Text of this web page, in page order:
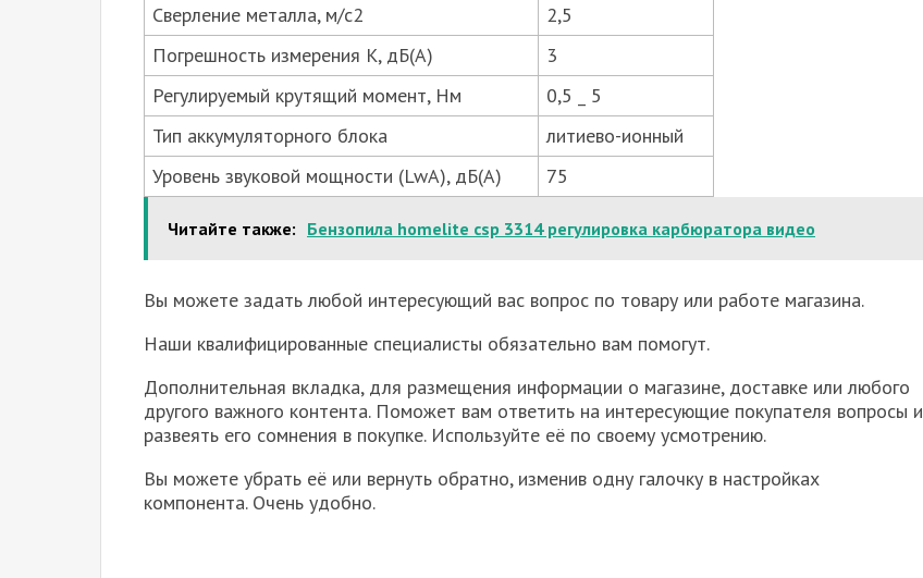
Сверление металла, м/с2
2,5
Погрешность измерения K, дБ(А)
3
Регулируемый крутящий момент, Нм
0,5 _ 5
Тип аккумуляторного блока
литиево-ионный
Уровень звуковой мощности (LwA), дБ(А)
75
Читайте также: Бензопила homelite csp 3314 регулировка карбюратора видео
Вы можете задать любой интересующий вас вопрос по товару или работе магазина.
Наши квалифицированные специалисты обязательно вам помогут.
Дополнительная вкладка, для размещения информации о магазине, доставке или любого
другого важного контента. Поможет вам ответить на интересующие покупателя вопросы и
развеять его сомнения в покупке. Используйте её по своему усмотрению.
Вы можете убрать её или вернуть обратно, изменив одну галочку в настройках
компонента. Очень удобно.